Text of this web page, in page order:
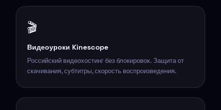
🎬
Видеоуроки Kinescope
Российский видеохостинг без блокировок. Защита от
скачивания, субтитры, скорость воспроизведения.